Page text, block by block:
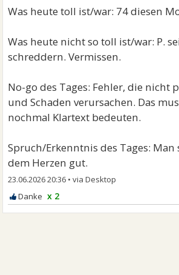
Was heute toll ist/war: 74 diesen
Was heute nicht so toll ist/war: P.
schreddern. Vermissen.
No-go des Tages: Fehler, die nicht
und Schaden verursachen. Das
nochmal Klartext bedeuten.
Spruch/Erkenntnis des Tages:
dem Herzen gut.
23.06.2026 20:36 •
x 2